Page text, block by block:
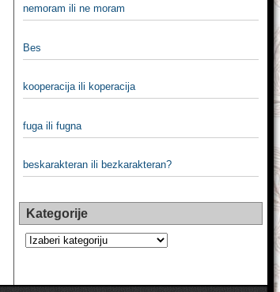
nemoram ili ne moram
Bes
kooperacija ili koperacija
fuga ili fugna
beskarakteran ili bezkarakteran?
Kategorije
Kategorije